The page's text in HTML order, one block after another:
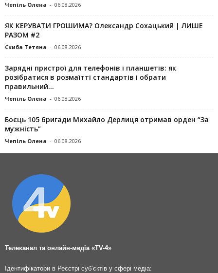
Чепіль Олена - 06.08.2026
ЯК КЕРУВАТИ ГРОШИМА? Олександр Сохацький | ЛИШЕ
РАЗОМ #2
Скиба Тетяна - 06.08.2026
Зарядні пристрої для телефонів і планшетів: як
розібратися в розмаїтті стандартів і обрати
правильний...
Чепіль Олена - 06.08.2026
Боєць 105 бригади Михайло Дерлиця отримав орден “За
мужність”
Чепіль Олена - 06.08.2026
Телеканал та онлайн-медіа «TV-4»
Ідентифікатори в Реєстрі суб’єктів у сфері медіа: